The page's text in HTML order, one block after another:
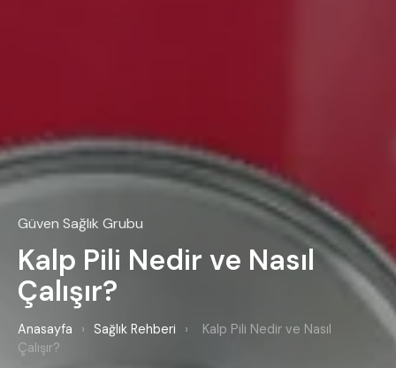
Güven Sağlık Grubu
Kalp Pili Nedir ve Nasıl
Çalışır?
Anasayfa › Sağlık Rehberi ›
Kalp Pili Nedir ve Nasıl
Çalışır?